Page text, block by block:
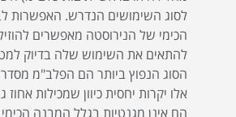
לסוג השימושים הנדרש. האפשרות
הכימי של הנירוסטה מאפשרים
להתאים את השימוש שלה בדיוק
אלו יקרות יחסית כיוון שמכילות אחוז
הם אינן מגנטיות בגלל המבנה